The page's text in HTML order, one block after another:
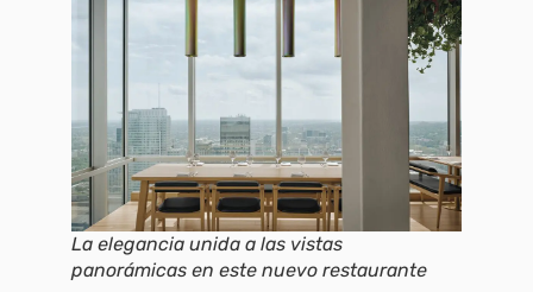
La elegancia unida a las vistas
panorámicas en este nuevo restaurante